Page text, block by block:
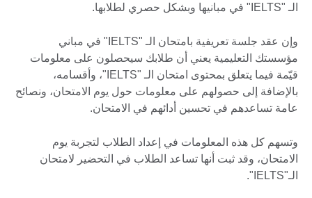
الـ "IELTS" في مبانيها وبشكل حصري لطلابها.
وإن عقد جلسة تعريفية بامتحان الـ "IELTS" في مباني
مؤسستك التعليمية يعني أن طلابك سيحصلون على معلومات
قيّمة فيما يتعلق بمحتوى امتحان الـ "IELTS"، وأقسامه،
بالإضافة إلى حصولهم على معلومات حول يوم الامتحان، ونصائح
عامة تساعدهم في تحسين أدائهم في الامتحان.
وتسهم كل هذه المعلومات في إعداد الطلاب لتجربة يوم
الامتحان، وقد ثبت أنها تساعد الطلاب في التحضير لامتحان
الـ"IELTS".